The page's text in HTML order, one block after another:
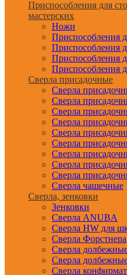
Приспособления для
мастерских
Ножи
Приспособления
Приспособления
Приспособления
Приспособления
Сверла присадочные
Сверла
Сверла
Сверла
Сверла
Сверла
Сверла
Сверла
Сверла
Сверла
Сверла чашечные
Сверла, зенковки
Зенковки
Сверла ANUBA
Сверла HW для
Сверла Форстнера
Сверла
Сверла
Сверла конфирмат